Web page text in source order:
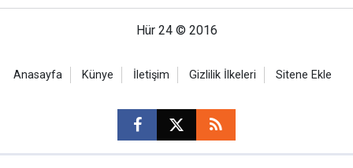
Hür 24 © 2016
Anasayfa Künye İletişim Gizlilik İlkeleri Sitene Ekle